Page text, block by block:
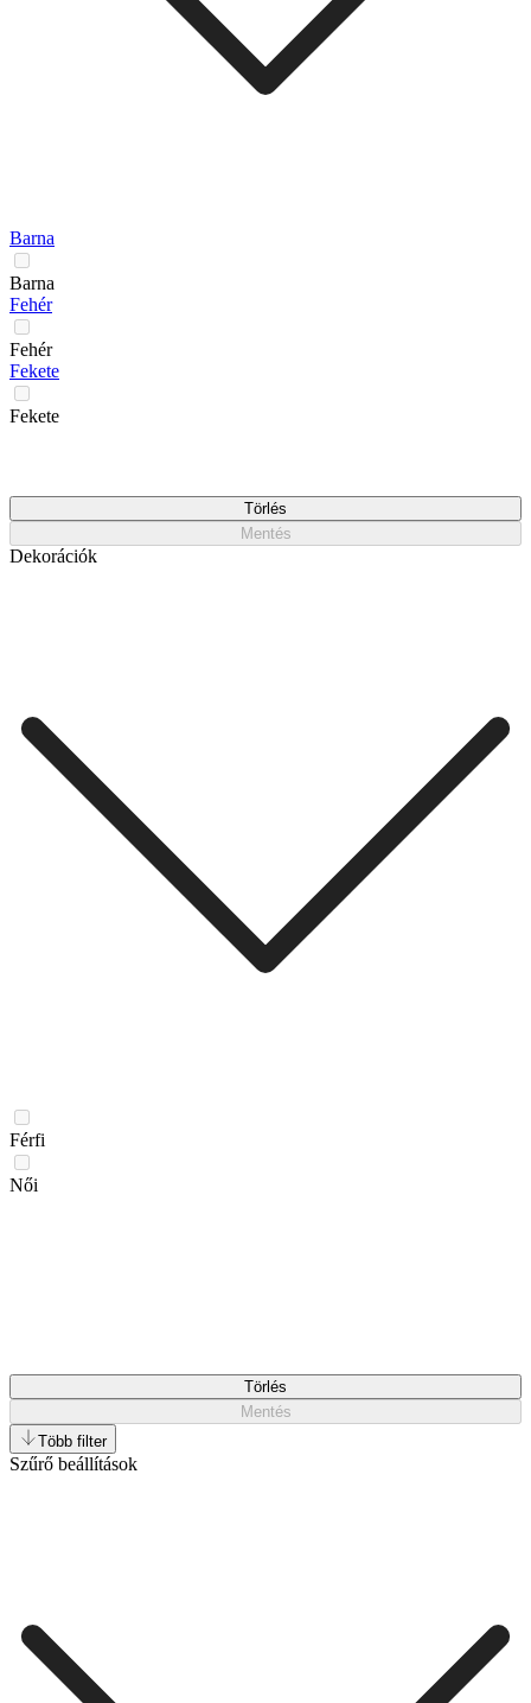
Barna
Barna
Fehér
Fehér
Fekete
Fekete
Törlés
Mentés
Dekorációk
Férfi
Női
Törlés
Mentés
Több filter
Szűrő beállítások